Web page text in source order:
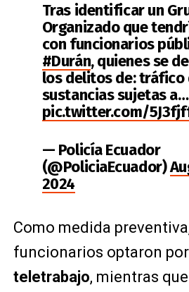
Tras identificar un
Organizado que
con funcionarios
#Durán, quienes se
los delitos de: tráfico
sustancias sujetas a…
pic.twitter.com/
— Policía Ecuador
(@PoliciaEcuador)
2024
Como medida
funcionarios optaron
teletrabajo, mientras